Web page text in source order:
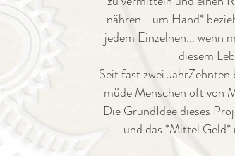
nähren... um Hand*
jedem Einzelnen... wenn
diesem
Seit fast zwei
müde Menschen oft von
Die GrundIdee dieses
und das *Mittel